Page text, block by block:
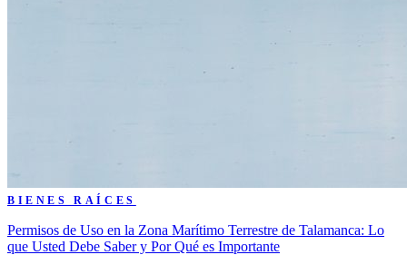
BIENES RAÍCES
Permisos de Uso en la Zona Marítimo Terrestre de Talamanca: Lo
que Usted Debe Saber y Por Qué es Importante